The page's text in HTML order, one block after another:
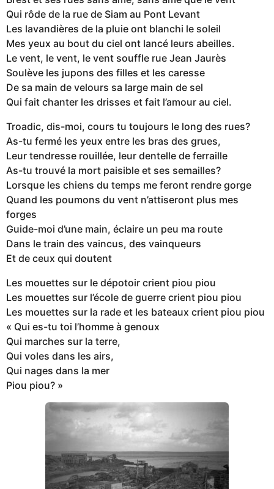
Qui rôde de la rue de Siam au Pont Levant
Les lavandières de la pluie ont blanchi le soleil
Mes yeux au bout du ciel ont lancé leurs abeilles.
Le vent, le vent, le vent souffle rue Jean Jaurès
Soulève les jupons des filles et les caresse
De sa main de velours sa large main de sel
Qui fait chanter les drisses et fait l’amour au ciel.
Troadic, dis-moi, cours tu toujours le long des rues?
As-tu fermé les yeux entre les bras des grues,
Leur tendresse rouillée, leur dentelle de ferraille
As-tu trouvé la mort paisible et ses semailles?
Lorsque les chiens du temps me feront rendre gorge
Quand les poumons du vent n’attiseront plus mes
forges
Guide-moi d’une main, éclaire un peu ma route
Dans le train des vaincus, des vainqueurs
Et de ceux qui doutent
Les mouettes sur le dépotoir crient piou piou
Les mouettes sur l’école de guerre crient piou piou
Les mouettes sur la rade et les bateaux crient piou piou
« Qui es-tu toi l’homme à genoux
Qui marches sur la terre,
Qui voles dans les airs,
Qui nages dans la mer
Piou piou? »